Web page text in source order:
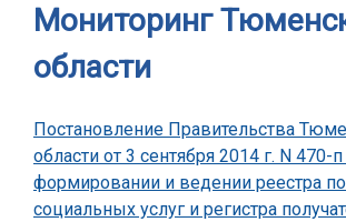
Мониторинг
области
Постановление Правительства
области от 3 сентября 2014 г. N 470-
формировании и ведении реестра
социальных услуг и регистра